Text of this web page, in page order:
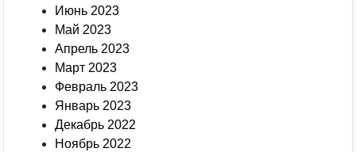
Июнь 2023
Май 2023
Апрель 2023
Март 2023
Февраль 2023
Январь 2023
Декабрь 2022
Ноябрь 2022